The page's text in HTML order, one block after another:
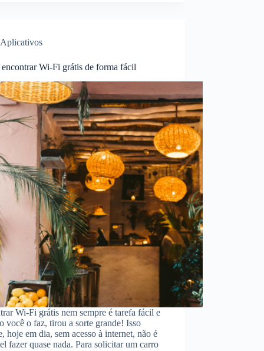
Aplicativos
Wi-Fi grátis de forma fácil
Wi-Fi grátis nem sempre é tarefa fácil e
você o faz, tirou a sorte grande! Isso
hoje em dia, sem acesso à internet, não é
fazer quase nada. Para solicitar um carro